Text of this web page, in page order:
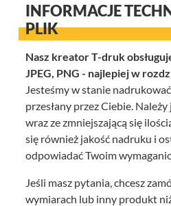
INFORMACJE
PLIK
Nasz kreator T-druk
JPEG, PNG - najlepiej w
Jesteśmy w stanie
przesłany przez Ciebie.
wraz ze zmniejszającą się
się również jakość nadruku i
odpowiadać Twoim
Jeśli masz pytania, chcesz
wymiarach lub inny produkt